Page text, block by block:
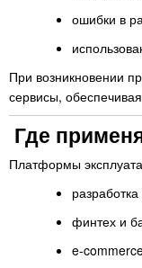
ошибки в
При возникновении
сервисы,
Где
Платформы
финтех и
e-